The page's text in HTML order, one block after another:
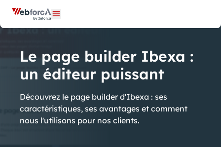
Panneau de gestion des cookies
Ouvrir le menu
Le page builder Ibexa :
un éditeur puissant
Découvrez le page builder d'Ibexa : ses
caractéristiques, ses avantages et comment
nous l'utilisons pour nos clients.